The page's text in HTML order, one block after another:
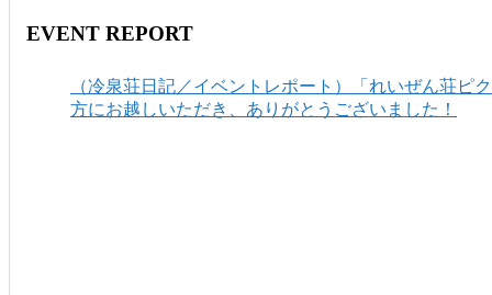
EVENT REPORT
（冷泉荘日記／イベントレポート）「れいぜん荘ピ
方にお越しいただき、ありがとうございました！